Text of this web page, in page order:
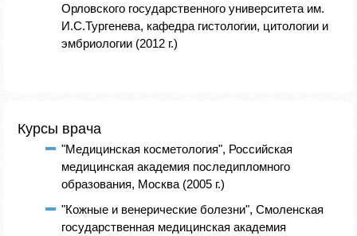
Орловского государственного университета им.
И.С.Тургенева, кафедра гистологии, цитологии и
эмбриологии (2012 г.)
Курсы врача
"Медицинская косметология", Российская
медицинская академия последипломного
образования, Москва (2005 г.)
"Кожные и венерические болезни", Смоленская
государственная медицинская академия